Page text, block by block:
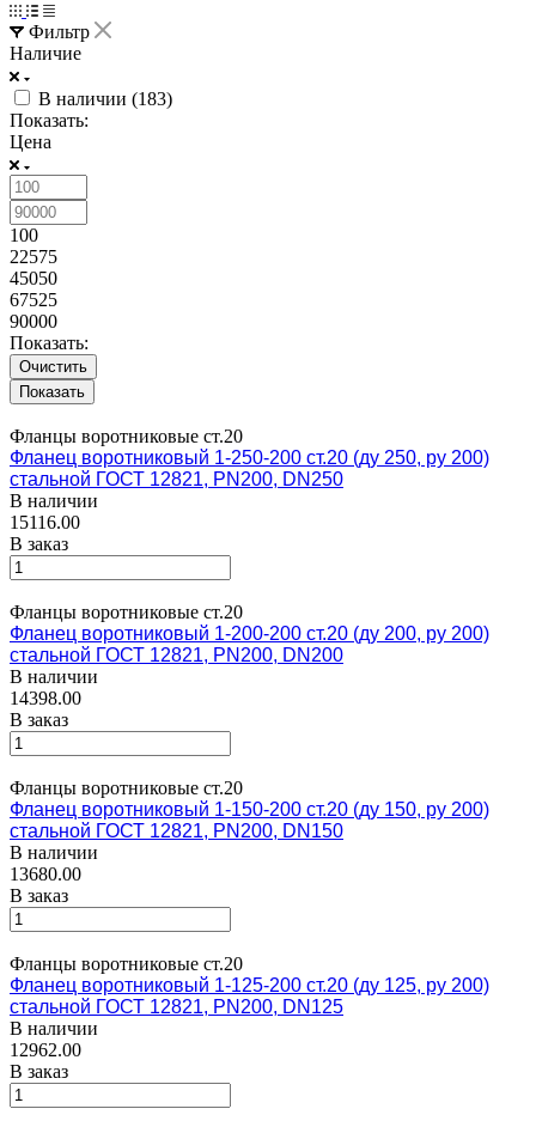
Фильтр
Наличие
В наличии (183)
Показать:
Цена
100
22575
45050
67525
90000
Показать:
Очистить
Фланцы воротниковые ст.20
Фланец воротниковый 1-250-200 ст.20 (ду 250, ру 200)
стальной ГОСТ 12821, PN200, DN250
В наличии
15116.00
В заказ
Фланцы воротниковые ст.20
Фланец воротниковый 1-200-200 ст.20 (ду 200, ру 200)
стальной ГОСТ 12821, PN200, DN200
В наличии
14398.00
В заказ
Фланцы воротниковые ст.20
Фланец воротниковый 1-150-200 ст.20 (ду 150, ру 200)
стальной ГОСТ 12821, PN200, DN150
В наличии
13680.00
В заказ
Фланцы воротниковые ст.20
Фланец воротниковый 1-125-200 ст.20 (ду 125, ру 200)
стальной ГОСТ 12821, PN200, DN125
В наличии
12962.00
В заказ